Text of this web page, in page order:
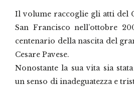
celebrazione
del
centenario
nascita
quantità
Il volume raccoglie gli atti del
San Francisco nell’ottobre
centenario della nascita del
Cesare Pavese.
Nonostante la sua vita sia
un senso di inadeguatezza e